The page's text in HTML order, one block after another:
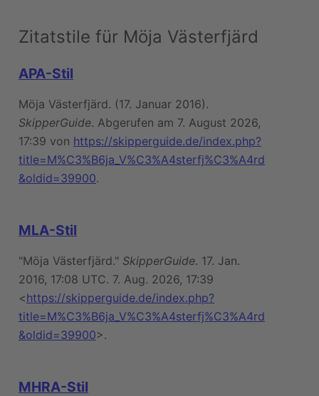
Zitatstile für Möja Västerfjärd
APA-Stil
Möja Västerfjärd. (17. Januar 2016).
SkipperGuide. Abgerufen am 7. August 2026,
17:39 von https://skipperguide.de/index.php?
title=M%C3%B6ja_V%C3%A4sterfj%C3%A4rd
&oldid=39900.
MLA-Stil
"Möja Västerfjärd." SkipperGuide. 17. Jan.
2016, 17:08 UTC. 7. Aug. 2026, 17:39
<https://skipperguide.de/index.php?
title=M%C3%B6ja_V%C3%A4sterfj%C3%A4rd
&oldid=39900>.
MHRA-Stil